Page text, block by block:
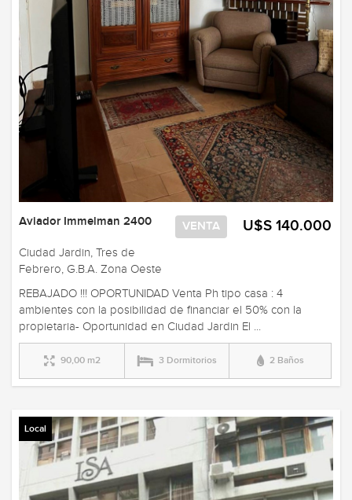
U$S 140.000
VENTA
Aviador Immelman 2400
Ciudad Jardin, Tres de
Febrero, G.B.A. Zona Oeste
REBAJADO !!! OPORTUNIDAD Venta Ph tipo casa : 4
ambientes con la posibilidad de financiar el 50% con la
propietaria- Oportunidad en Ciudad Jardin El ...
90,00 m2 3 Dormitorios 2 Baños
Local